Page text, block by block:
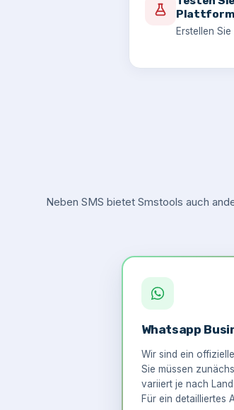
Erstellen
Neben SMS bietet Smstools auch
Whatsapp
Wir sind ein
Sie müssen
variiert je nach
Für ein detailliertes